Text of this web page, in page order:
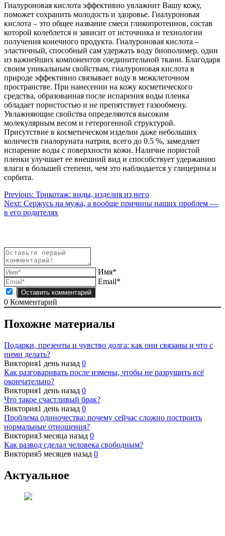
Гиалуроновая кислота эффективно увлажнит Вашу кожу,
поможет сохранить молодость и здоровье. Гиалуроновая
кислота – это общее название смеси гликопротеинов, состав
которой колеблется и зависит от источника и технологии
получения конечного продукта. Гиалуроновая кислота –
эластичный, способный сам удержать воду биополимер, один
из важнейших компонентов соединительной ткани. Благодаря
своим уникальным свойствам, гиалуроновая кислота в
природе эффективно связывает воду в межклеточном
пространстве. При нанесении на кожу косметического
средства, образованная после испарения воды пленка
обладает пористостью и не препятствует газообмену.
Увлажняющие свойства определяются высоким
молекулярным весом и гетерогенной структурой.
Присутствие в косметическом изделии даже небольших
количеств гиалоруната натрия, всего до 0.5 %, замедляет
испарение воды с поверхности кожи. Наличие пористой
пленки улучшает ее внешний вид и способствует удержанию
влаги в большей степени, чем это наблюдается у глицерина и
сорбита.
Навигация
по
Previous: Трикотаж: виды, изделия из него
Next: Сержусь на мужа, а вообще причины наших проблем —
в его родителях
Имя*
Email*
0 Комментарий
Похожие материалы
Подарки, презенты и чувство долга: как они связаны и что с
ними делать?
Виктория1 день назад 0
Как разговаривать после измены, чтобы не разрушить всё
окончательно?
Виктория1 день назад 0
Что такое счастливый брак?
Виктория1 день назад 0
Проблема одиночества: почему сейчас сложно построить
нормальные отношения?
Виктория3 месяца назад 0
Как развод сделал человека свободным?
Виктория5 месяцев назад 0
Актуальное